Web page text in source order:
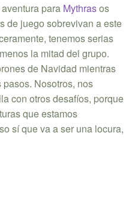
para Mythrasos
de juego sobrevivan a este
tenemos serias
la mitad del grupo.
de Navidad mientras
Nosotros, nos
con otros desafíos, porque
que estamos
sí que va a ser una locura,